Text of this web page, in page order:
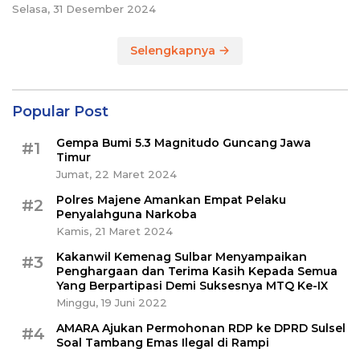
Selasa, 31 Desember 2024
Selengkapnya
Popular Post
#1
Gempa Bumi 5.3 Magnitudo Guncang Jawa
Timur
Jumat, 22 Maret 2024
#2
Polres Majene Amankan Empat Pelaku
Penyalahguna Narkoba
Kamis, 21 Maret 2024
#3
Kakanwil Kemenag Sulbar Menyampaikan
Penghargaan dan Terima Kasih Kepada Semua
Yang Berpartipasi Demi Suksesnya MTQ Ke-IX
Minggu, 19 Juni 2022
#4
AMARA Ajukan Permohonan RDP ke DPRD Sulsel
Soal Tambang Emas Ilegal di Rampi